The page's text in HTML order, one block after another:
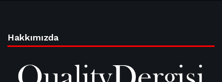
Hakkımızda